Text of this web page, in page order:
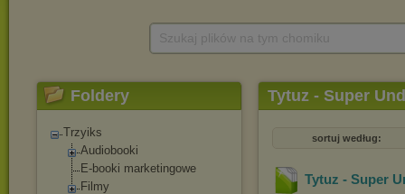
Foldery
Trzyiks
Audiobooki
E-booki marketingowe
Filmy
Tytuz - Super
sortuj według:
Tytuz - Super